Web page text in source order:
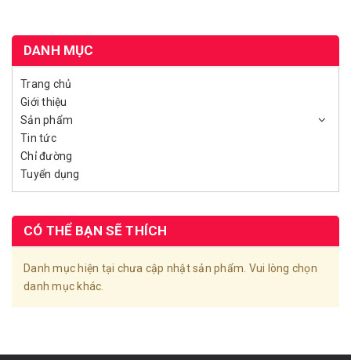
DANH MỤC
Trang chủ
Giới thiệu
Sản phẩm
Tin tức
Chỉ đường
Tuyển dụng
CÓ THỂ BẠN SẼ THÍCH
Danh mục hiện tại chưa cập nhật sản phẩm. Vui lòng chọn
danh mục khác.